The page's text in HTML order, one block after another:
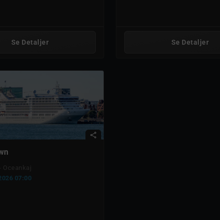
Se Detaljer Se Detaljer
share
Oceankaj
07:00